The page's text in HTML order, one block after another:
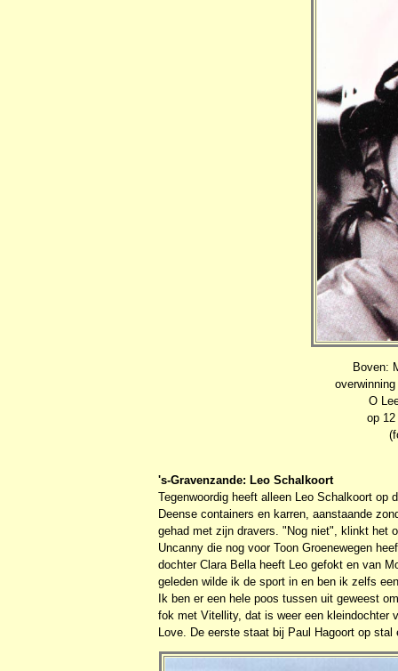
Boven:
O
op
's-Gravenzande: Leo Schalkoort
Tegenwoordig heeft alleen Leo Schalkoort
Deense containers en karren, aanstaande
gehad met zijn dravers. "Nog niet", klinkt het
Uncanny die nog voor Toon Groenewegen
dochter Clara Bella heeft Leo gefokt en van
geleden wilde ik de sport in en ben ik zelfs
Ik ben er een hele poos tussen uit geweest
fok met Vitellity, dat is weer een kleindochter
Love. De eerste staat bij Paul Hagoort op